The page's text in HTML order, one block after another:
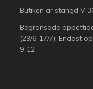
Butiken är stängd V
Begränsade
(29/6-17/7): Endast
9-12